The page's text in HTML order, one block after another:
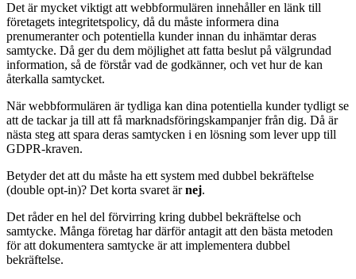
Det är mycket viktigt att webbformulären innehåller en länk till
företagets integritetspolicy, då du måste informera dina
prenumeranter och potentiella kunder innan du inhämtar deras
samtycke. Då ger du dem möjlighet att fatta beslut på välgrundad
information, så de förstår vad de godkänner, och vet hur de kan
återkalla samtycket.
När webbformulären är tydliga kan dina potentiella kunder tydligt se
att de tackar ja till att få marknadsföringskampanjer från dig. Då är
nästa steg att spara deras samtycken i en lösning som lever upp till
GDPR-kraven.
Betyder det att du måste ha ett system med dubbel bekräftelse
(double opt-in)? Det korta svaret ärnej.
Det råder en hel del förvirring kring dubbel bekräftelse och
samtycke. Många företag har därför antagit att den bästa metoden
för att dokumentera samtycke är att implementera dubbel
bekräftelse.